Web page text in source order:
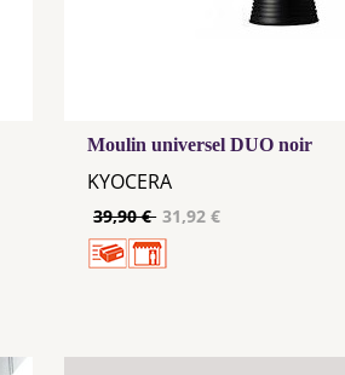
Moulin universel DUO noir
KYOCERA
39,90 € 31,92 €